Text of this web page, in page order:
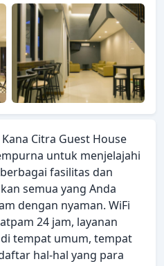
Citra Guest House
untuk menjelajahi
fasilitas dan
semua yang Anda
dengan nyaman. WiFi
24 jam, layanan
tempat umum, tempat
hal-hal yang para